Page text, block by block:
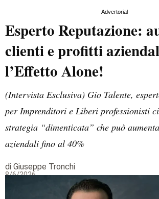
Advertorial
Esperto Reputazione:
clienti e profitti
l’Effetto Alone!
(Intervista Esclusiva) Gio Talente,
per Imprenditori e Liberi professionisti
strategia “dimenticata” che può
aziendali fino al 40%
di Giuseppe Tronchi
8/6/2026